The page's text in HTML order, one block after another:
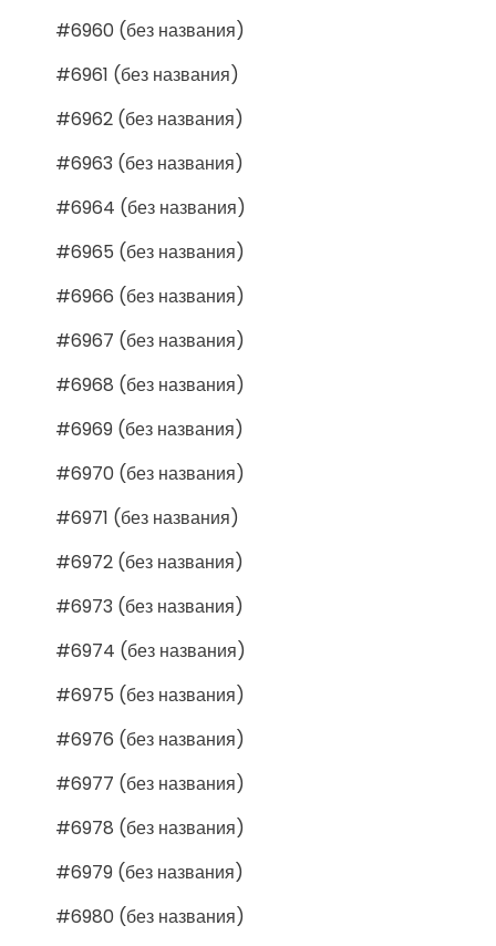
#6960 (без названия)
#6961 (без названия)
#6962 (без названия)
#6963 (без названия)
#6964 (без названия)
#6965 (без названия)
#6966 (без названия)
#6967 (без названия)
#6968 (без названия)
#6969 (без названия)
#6970 (без названия)
#6971 (без названия)
#6972 (без названия)
#6973 (без названия)
#6974 (без названия)
#6975 (без названия)
#6976 (без названия)
#6977 (без названия)
#6978 (без названия)
#6979 (без названия)
#6980 (без названия)